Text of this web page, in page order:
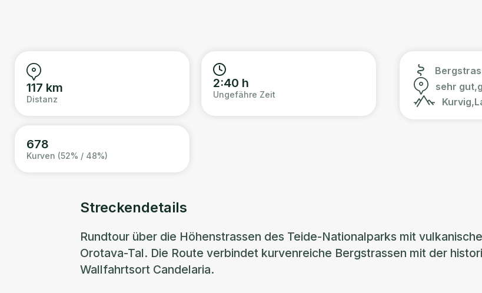
117 km
Distanz
2:40 h
Ungefähre Zeit
678
Kurven (52% / 48%)
sehr gut,
Kurvig,
Streckendetails
Rundtour über die Höhenstrassen des Teide-Nationalparks mit
Orotava-Tal. Die Route verbindet kurvenreiche Bergstrassen mit der
Wallfahrtsort Candelaria.